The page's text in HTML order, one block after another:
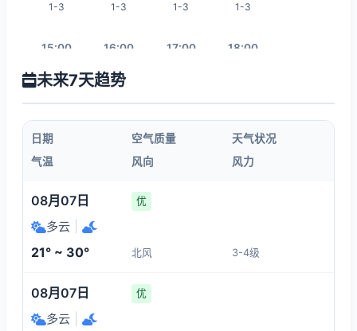
1-3 1-3 1-3 1-3
15:00
32°
16:00
33°
17:00 18:00
19:00
30°
1-3
20:00 22:00
05:00
21°
1-3
23:00 01:00
未来7天趋势
日期 空气质量
天气状况
气温
风向 风力
08月07日 优
多云
21° ~ 30° 北风 3-4级
08月07日 优
多云